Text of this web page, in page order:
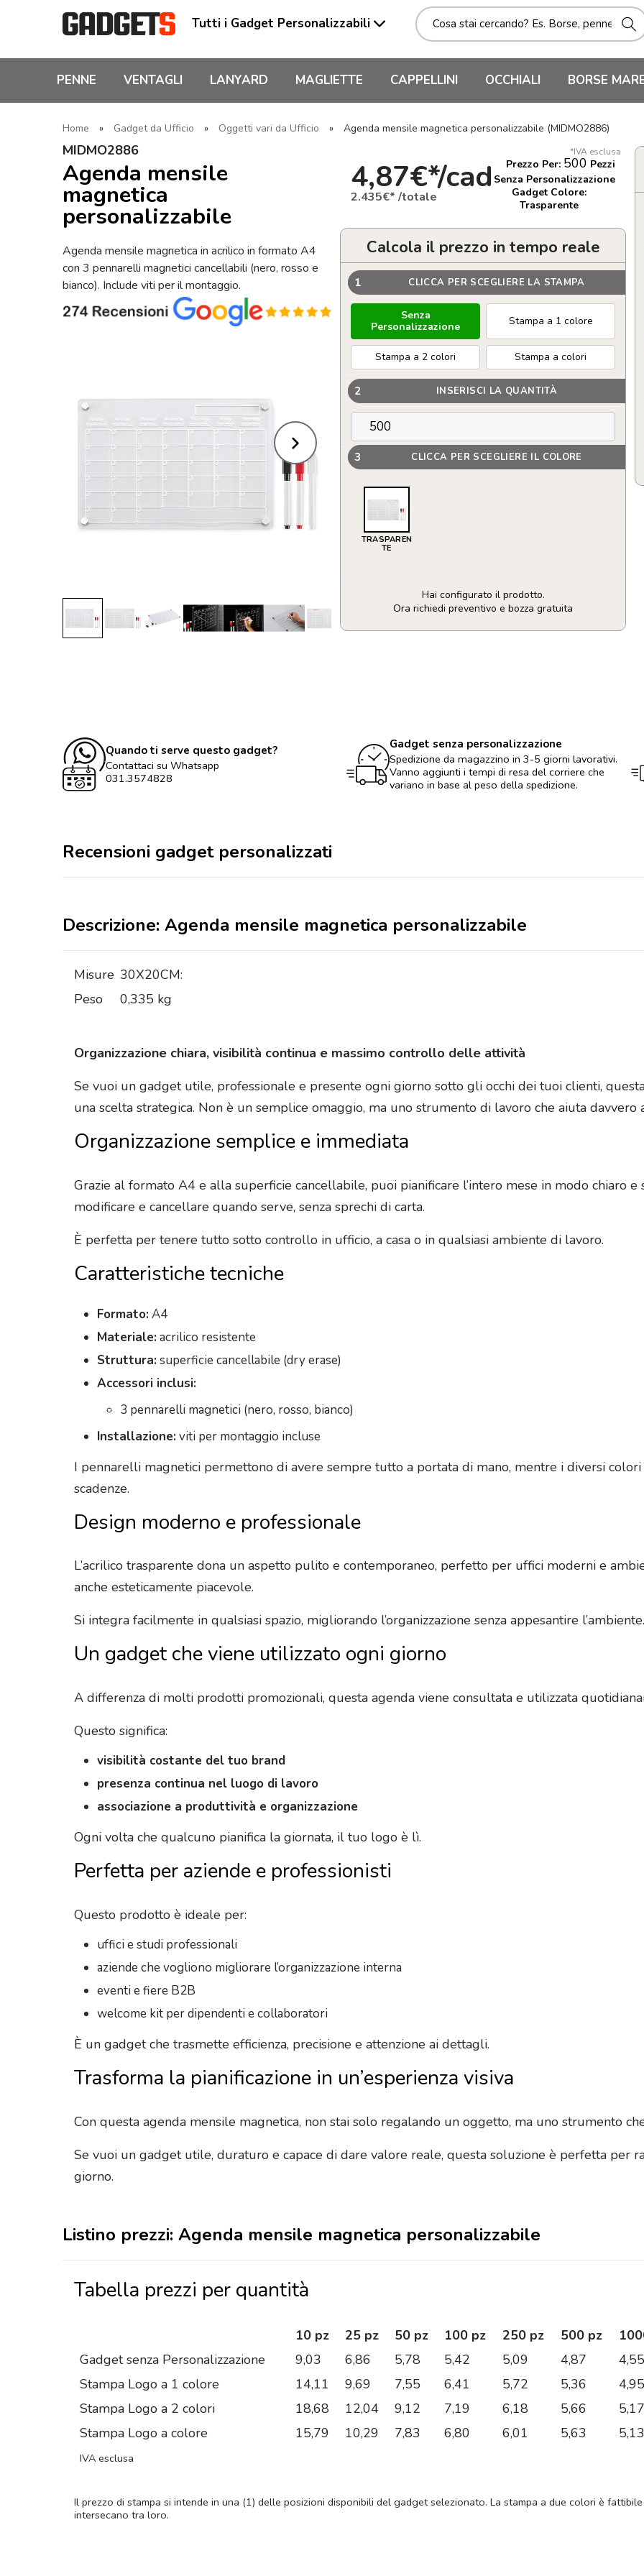
Tutti i Gadget Personalizzabili
PENNE VENTAGLI LANYARD MAGLIETTE CAPPELLINI OCCHIALI BORSE
Home » Gadget da Ufficio » Oggetti vari da Ufficio » Agenda mensile magnetica personalizzabile (MIDMO2886)
MIDMO2886
Agenda mensile
magnetica
personalizzabile
Agenda mensile magnetica in acrilico in formato A4
con 3 pennarelli magnetici cancellabili (nero, rosso e
bianco). Include viti per il montaggio.
*IVA esclusa
4,87€*/cad
2.435€* /totale
Prezzo Per: 500 Pezzi
Senza Personalizzazione
Gadget Colore:
Trasparente
Calcola il prezzo in tempo reale
1 CLICCA PER SCEGLIERE LA STAMPA
Senza
Personalizzazione
Stampa a 1 colore
Stampa a 2 colori Stampa a colori
2 INSERISCI LA QUANTITÀ
3 CLICCA PER SCEGLIERE IL COLORE
TRASPAREN
TE
Hai configurato il prodotto.
Ora richiedi preventivo e bozza gratuita
Agenda
Quando ti serve questo gadget?
Contattaci su Whatsapp
031.3574828
Gadget senza personalizzazione
Spedizione da magazzino in 3-5 giorni lavorativi.
Vanno aggiunti i tempi di resa del corriere che
variano in base al peso della spedizione.
Recensioni gadget personalizzati
Descrizione: Agenda mensile magnetica personalizzabile
Misure 30X20CM:
Peso
0,335 kg
Organizzazione chiara, visibilità continua e massimo controllo delle attività
Se vuoi un gadget utile, professionale e presente ogni giorno sotto gli occhi dei tuoi clienti,
una scelta strategica. Non è un semplice omaggio, ma uno strumento di lavoro che aiuta davvero
Organizzazione semplice e immediata
Grazie al formato A4 e alla superficie cancellabile, puoi pianificare l’intero mese in modo chiaro
modificare e cancellare quando serve, senza sprechi di carta.
È perfetta per tenere tutto sotto controllo in ufficio, a casa o in qualsiasi ambiente di lavoro.
Caratteristiche tecniche
Formato: A4
Materiale: acrilico resistente
Struttura: superficie cancellabile (dry erase)
Accessori inclusi:
3 pennarelli magnetici (nero, rosso, bianco)
Installazione: viti per montaggio incluse
I pennarelli magnetici permettono di avere sempre tutto a portata di mano, mentre i diversi
scadenze.
Design moderno e professionale
L’acrilico trasparente dona un aspetto pulito e contemporaneo, perfetto per uffici moderni e
anche esteticamente piacevole.
Si integra facilmente in qualsiasi spazio, migliorando l’organizzazione senza appesantire l’ambiente.
Un gadget che viene utilizzato ogni giorno
A differenza di molti prodotti promozionali, questa agenda viene consultata e utilizzata
Questo significa:
visibilità costante del tuo brand
presenza continua nel luogo di lavoro
associazione a produttività e organizzazione
Ogni volta che qualcuno pianifica la giornata, il tuo logo è lì.
Perfetta per aziende e professionisti
Questo prodotto è ideale per:
uffici e studi professionali
aziende che vogliono migliorare l’organizzazione interna
eventi e fiere B2B
welcome kit per dipendenti e collaboratori
È un gadget che trasmette efficienza, precisione e attenzione ai dettagli.
Trasforma la pianificazione in un’esperienza visiva
Con questa agenda mensile magnetica, non stai solo regalando un oggetto, ma uno strumento
Se vuoi un gadget utile, duraturo e capace di dare valore reale, questa soluzione è perfetta per
giorno.
Listino prezzi: Agenda mensile magnetica personalizzabile
Tabella prezzi per quantità
10 pz 25 pz 50 pz 100 pz 250 pz 500 pz
Gadget senza Personalizzazione
9,03 6,86 5,78 5,42 5,09 4,87 4,55
Stampa Logo a 1 colore
14,11 9,69 7,55 6,41 5,72 5,36 4,95
Stampa Logo a 2 colori
18,68 12,04 9,12 7,19 6,18 5,66 5,17
Stampa Logo a colore
15,79 10,29 7,83 6,80 6,01 5,63 5,13
IVA esclusa
Il prezzo di stampa si intende in una (1) delle posizioni disponibili del gadget selezionato. La stampa a due colori è
intersecano tra loro.